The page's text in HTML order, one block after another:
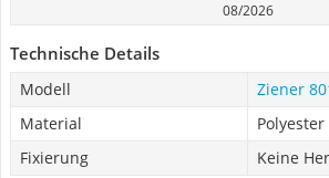
08/2026
Technische Details
Modell
Ziener
Material
Polyester
Fixierung
Keine